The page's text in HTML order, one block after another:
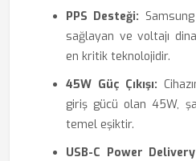
PPS Desteği:
sağlayan ve voltajı
en kritik teknolojidir.
45W Güç Çıkışı:
giriş gücü olan 45W,
temel eşiktir.
USB-C Power